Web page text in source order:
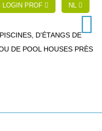
LOGIN PROF NL
D'ÉTANGS DE
DE POOL HOUSES PRÈS